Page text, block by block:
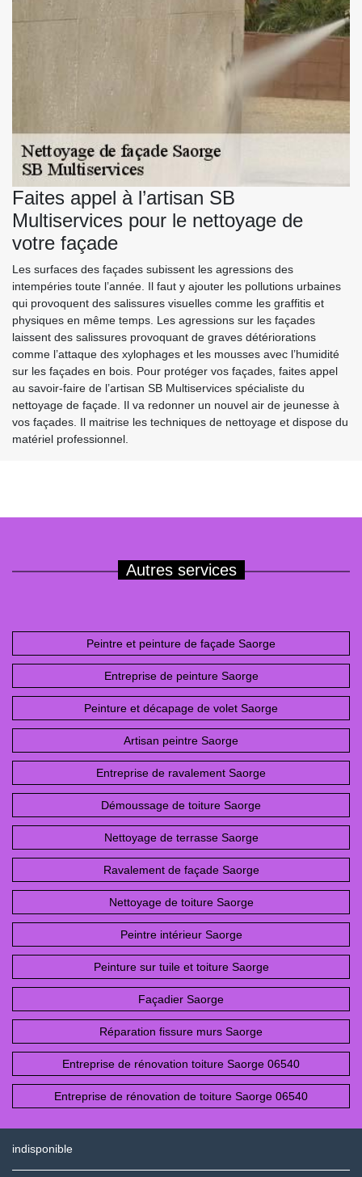
Faites appel à l’artisan SB
Multiservices pour le nettoyage de
votre façade
Les surfaces des façades subissent les agressions des
intempéries toute l’année. Il faut y ajouter les pollutions urbaines
qui provoquent des salissures visuelles comme les graffitis et
physiques en même temps. Les agressions sur les façades
laissent des salissures provoquant de graves détériorations
comme l’attaque des xylophages et les mousses avec l’humidité
sur les façades en bois. Pour protéger vos façades, faites appel
au savoir-faire de l’artisan SB Multiservices spécialiste du
nettoyage de façade. Il va redonner un nouvel air de jeunesse à
vos façades. Il maitrise les techniques de nettoyage et dispose du
matériel professionnel.
Autres services
Peintre et peinture de façade Saorge
Entreprise de peinture Saorge
Peinture et décapage de volet Saorge
Artisan peintre Saorge
Entreprise de ravalement Saorge
Démoussage de toiture Saorge
Nettoyage de terrasse Saorge
Ravalement de façade Saorge
Nettoyage de toiture Saorge
Peintre intérieur Saorge
Peinture sur tuile et toiture Saorge
Façadier Saorge
Réparation fissure murs Saorge
Entreprise de rénovation toiture Saorge 06540
Entreprise de rénovation de toiture Saorge 06540
indisponible